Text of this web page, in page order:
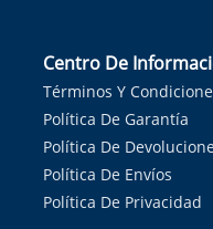
Centro De
Términos Y
Política De Garantía
Política De
Política De Envíos
Política De Privacidad